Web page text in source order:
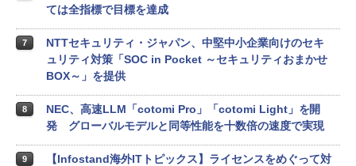
ては全指標で目標を達成
7
NTTセキュリティ・ジャパン、中堅中小企業向けのセキ
ュリティ対策「SOC in Pocket ～セキュリティおまかせ
BOX～」を提供
8
NEC、高速LLM「cotomi Pro」「cotomi Light」を開
発 グローバルモデルと同等性能を十数倍の速度で実現
9
【Infostand海外ITトピックス】ライセンスをめぐって対